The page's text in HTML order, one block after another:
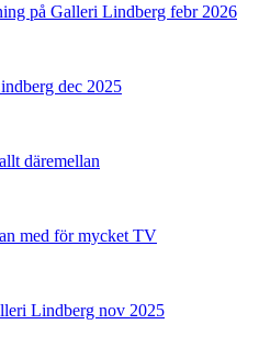
på Galleri Lindberg febr 2026
dec 2025
däremellan
med för mycket TV
Lindberg nov 2025